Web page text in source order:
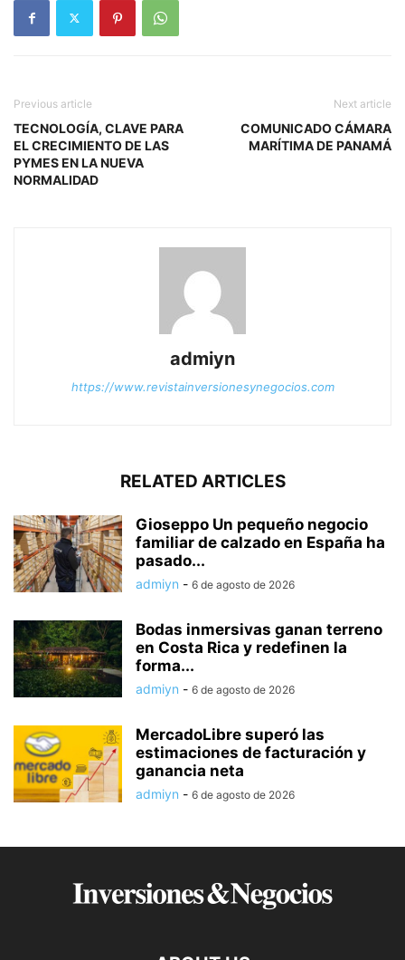
Previous article
TECNOLOGÍA, CLAVE PARA
EL CRECIMIENTO DE LAS
PYMES EN LA NUEVA
NORMALIDAD
Next article
COMUNICADO CÁMARA
MARÍTIMA DE PANAMÁ
admiyn
https://www.revistainversionesynegocios.com
RELATED ARTICLES
Gioseppo Un pequeño negocio
familiar de calzado en España ha
pasado...
admiyn - 6 de agosto de 2026
Bodas inmersivas ganan terreno
en Costa Rica y redefinen la
forma...
admiyn - 6 de agosto de 2026
MercadoLibre superó las
estimaciones de facturación y
ganancia neta
admiyn - 6 de agosto de 2026